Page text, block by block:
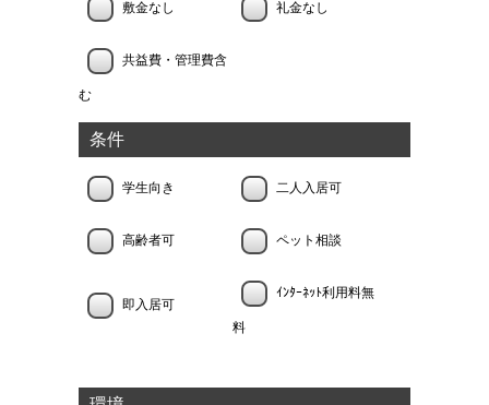
敷金なし 礼金なし
共益費・管理費含
む
条件
学生向き 二人入居可
高齢者可 ペット相談
即入居可
ｲﾝﾀｰﾈｯﾄ利用料無
料